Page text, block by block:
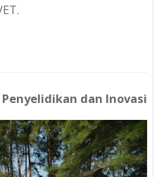
Penyelidikan dan Inovasi